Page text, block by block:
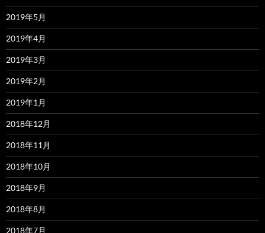
2019年5月
2019年4月
2019年3月
2019年2月
2019年1月
2018年12月
2018年11月
2018年10月
2018年9月
2018年8月
2018年7月